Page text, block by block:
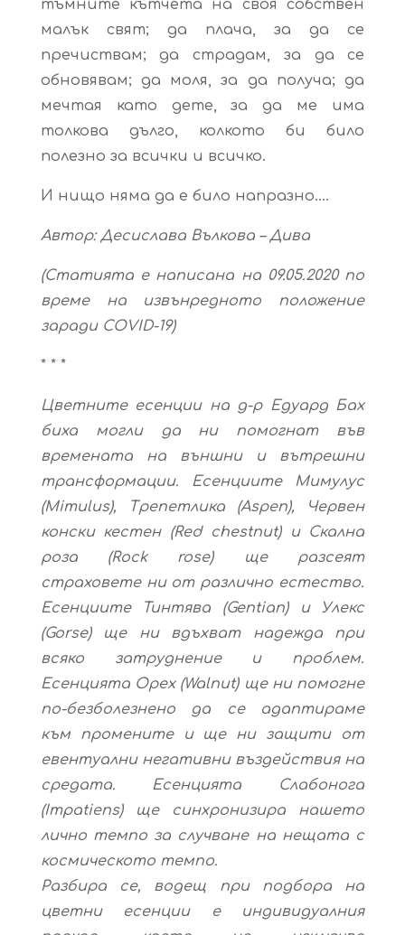
тъмните кътчета на своя собствен
малък свят; да плача, за да се
пречиствам; да страдам, за да се
обновявам; да моля, за да получа; да
мечтая като дете, за да ме има
толкова дълго, колкото би било
полезно за всички и всичко.
И нищо няма да е било напразно….
Автор: Десислава Вълкова – Дива
(Статията е написана на 09.05.2020 по
време на извънредното положение
заради COVID-19)
* * *
Цветните есенции на д-р Едуард Бах
биха могли да ни помогнат във
времената на външни и вътрешни
трансформации. Есенциите Мимулус
(Mimulus), Трепетлика (Aspen), Червен
конски кестен (Red chestnut) и Скална
роза (Rock rose) ще разсеят
страховете ни от различно естество.
Есенциите Тинтява (Gentian) и Улекс
(Gorse) ще ни вдъхват надежда при
всяко затруднение и проблем.
Есенцията Орех (Walnut) ще ни помогне
по-безболезнено да се адаптираме
към промените и ще ни защити от
евентуални негативни въздействия на
средата. Есенцията Слабонога
(Impatiens) ще синхронизира нашето
лично темпо за случване на нещата с
космическото темпо.
Разбира се, водещ при подбора на
цветни есенции е индивидуалния